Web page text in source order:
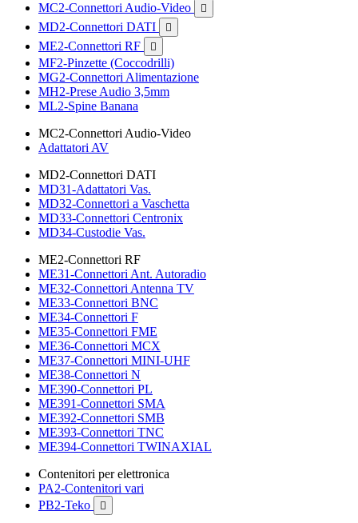
MC2-Connettori Audio-Video

MD2-Connettori DATI 
ME2-Connettori RF 
MF2-Pinzette (Coccodrilli)
MG2-Connettori Alimentazione
MH2-Prese Audio 3,5mm
ML2-Spine Banana
MC2-Connettori Audio-Video
Adattatori AV
MD2-Connettori DATI
MD31-Adattatori Vas.
MD32-Connettori a Vaschetta
MD33-Connettori Centronix
MD34-Custodie Vas.
ME2-Connettori RF
ME31-Connettori Ant. Autoradio
ME32-Connettori Antenna TV
ME33-Connettori BNC
ME34-Connettori F
ME35-Connettori FME
ME36-Connettori MCX
ME37-Connettori MINI-UHF
ME38-Connettori N
ME390-Connettori PL
ME391-Connettori SMA
ME392-Connettori SMB
ME393-Connettori TNC
ME394-Connettori TWINAXIAL
Contenitori per elettronica
PA2-Contenitori vari
PB2-Teko
